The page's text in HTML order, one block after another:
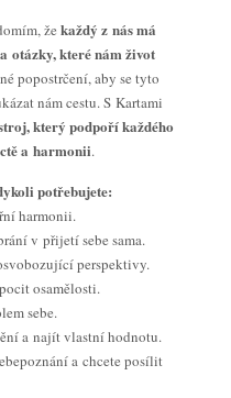
že každý z nás má
otázky, které nám život
popostrčení, aby se tyto
nám cestu. S Kartami
který podpoří každého
a harmonii.
potřebujete:
harmonii.
v přijetí sebe sama.
perspektivy.
osamělosti.
sebe.
a najít vlastní hodnotu.
a chcete posílit